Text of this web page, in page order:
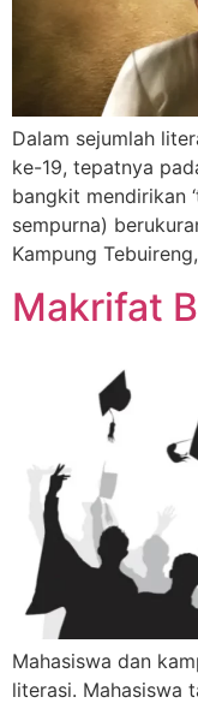
Dalam sejumlah
ke-19, tepatnya
bangkit mendirikan
sempurna)
Kampung Tebuireng,
Makrifat
Mahasiswa dan
literasi. Mahasiswa